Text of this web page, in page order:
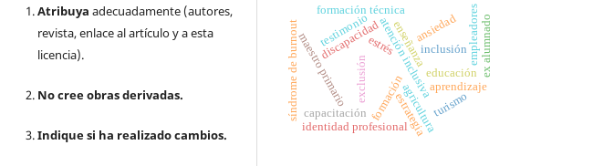
Atribuya adecuadamente (autores,
revista, enlace al artículo y a esta
licencia).
No cree obras derivadas.
Indique si ha realizado cambios.
formación
atención inclusiva
identidad profesional
enseñanza
aprendizaje
inclusión
exclusión
discapacidad
capacitación
estrés
ansiedad
síndrome de burnoutmaestro primario agricultura
formación técnica
turismo
educación
empleadores
estrategia
testimonio ex alumnado